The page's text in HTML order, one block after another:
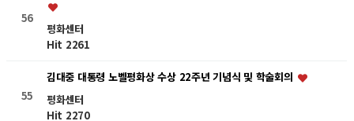
56
평화센터
Hit 2261
55
김대중 대통령 노벨평화상 수상 22주년 기념식 및 학술회의
평화센터
Hit 2270